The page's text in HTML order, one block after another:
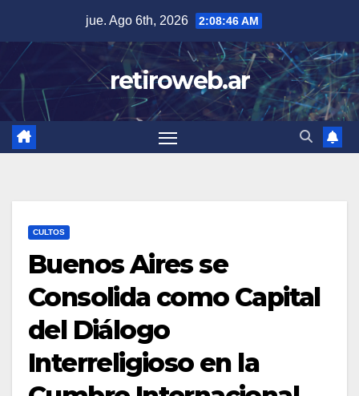
content
jue. Ago 6th, 2026 2:08:47 AM
retiroweb.ar
CULTOS
Buenos Aires se
Consolida como Capital
del Diálogo
Interreligioso en la